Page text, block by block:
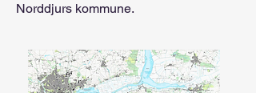
Norddjurs kommune.